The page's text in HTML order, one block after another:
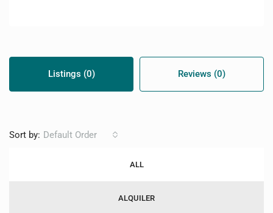
Listings (0) Reviews (0)
ALL
ALQUILER
Sort by: Default Order